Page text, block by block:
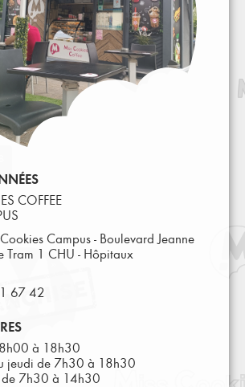
COFFEE
Campus - Boulevard Jeanne
Tram 1 CHU - Hôpitaux
67 42
à 18h30
jeudi de 7h30 à 18h30
de 7h30 à 14h30